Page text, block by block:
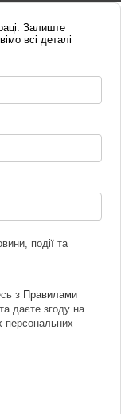
Залиште
всі деталі
події та
з Правилами
та даєте згоду на
персональних